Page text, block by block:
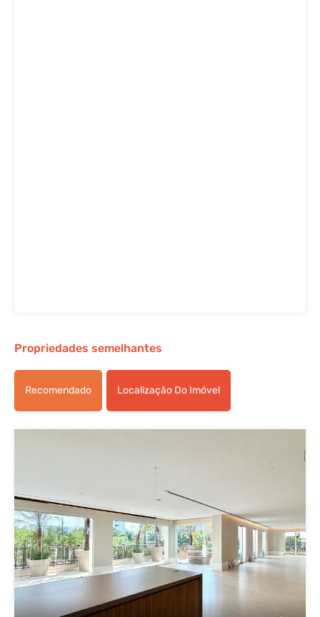
Propriedades semelhantes
Recomendado Localização Do Imóvel